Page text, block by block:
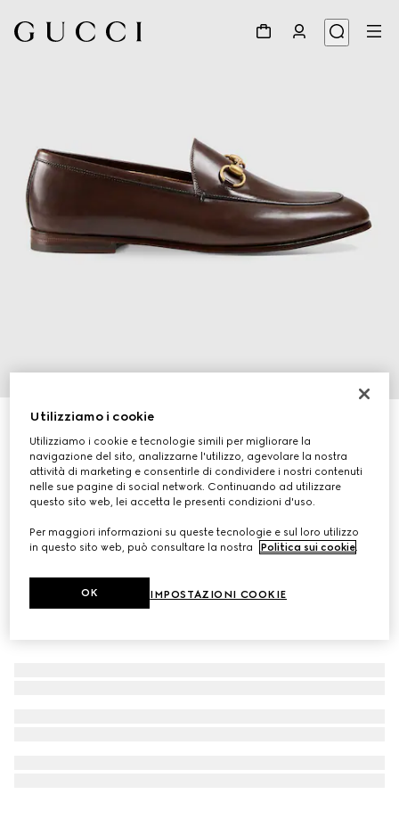
Mocassino Gucci Jordaan donna
CHF 1,030
Utilizziamo i cookie
Utilizziamo i cookie e tecnologie simili per migliorare la
navigazione del sito, analizzarne l'utilizzo, agevolare la nostra
attività di marketing e consentirle di condividere i nostri contenuti
nelle sue pagine di social network. Continuando ad utilizzare
questo sito web, lei accetta le presenti condizioni d'uso.
Per maggiori informazioni su queste tecnologie e sul loro utilizzo
in questo sito web, può consultare la nostra
Politica sui cookie.
IMPOSTAZIONI COOKIE
OK